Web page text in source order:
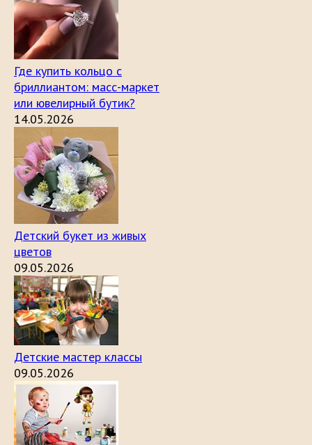
Где купить кольцо с
бриллиантом: масс-маркет
или ювелирный бутик?
14.05.2026
Детский букет из живых
цветов
09.05.2026
Детские мастер классы
09.05.2026